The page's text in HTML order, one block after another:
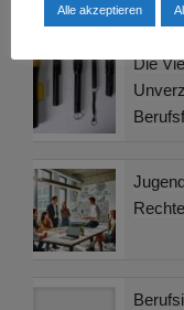
Die
Alle akzeptieren